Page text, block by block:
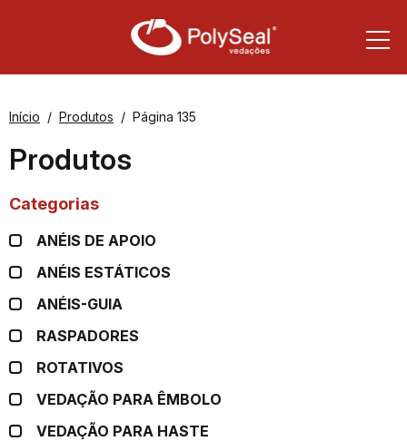
Início Produtos Página 135
Produtos
Categorias
ANÉIS DE APOIO
ANÉIS ESTÁTICOS
ANÉIS-GUIA
RASPADORES
ROTATIVOS
VEDAÇÃO PARA ÊMBOLO
VEDAÇÃO PARA HASTE